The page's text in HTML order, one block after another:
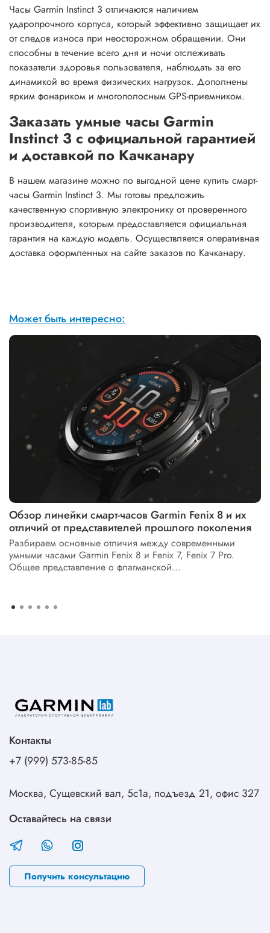
Часы Garmin Instinct 3 отличаются наличием
ударопрочного корпуса, который эффективно защищает их
от следов износа при неосторожном обращении. Они
способны в течение всего дня и ночи отслеживать
показатели здоровья пользователя, наблюдать за его
динамикой во время физических нагрузок. Дополнены
ярким фонариком и многополосным GPS-приемником.
Заказать умные часы Garmin
Instinct 3 с официальной гарантией
и доставкой по Качканару
В нашем магазине можно по выгодной цене купить смарт-
часы Garmin Instinct 3. Мы готовы предложить
качественную спортивную электронику от проверенного
производителя, которым предоставляется официальная
гарантия на каждую модель. Осуществляется оперативная
доставка оформленных на сайте заказов по Качканару.
Может быть интересно:
Обзор линейки смарт-часов Garmin Fenix 8 и их
отличий от представителей прошлого поколения
Разбираем основные отличия между современными
умными часами Garmin Fenix 8 и Fenix 7, Fenix 7 Pro.
Общее представление о флагманской...
Контакты
+7 (999) 573-85-85
Москва, Сущевский вал, 5с1а, подъезд 21, офис 327
Оставайтесь на связи
Получить консультацию